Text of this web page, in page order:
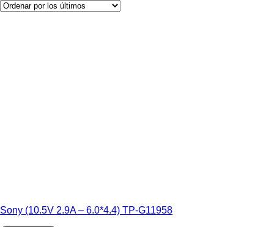
Sony (10.5V 2.9A – 6.0*4.4) TP-G11958